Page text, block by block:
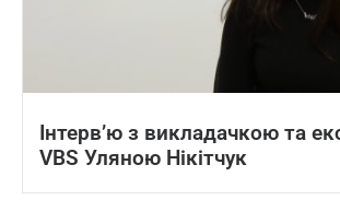
Інтерв’ю з викладачкою та
VBS Уляною Нікітчук